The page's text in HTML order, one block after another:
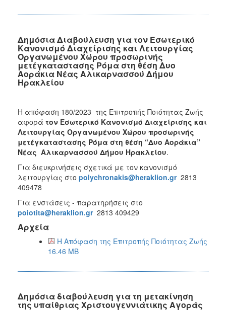
Δημόσια Διαβούλευση για τον Εσωτερικό
Κανονισμό Διαχείρισης και Λειτουργίας
Οργανωμένου Χώρου προσωρινής
μετέγκαταστασης Ρόμα στη θέση Δυο
Αοράκια Νέας Αλικαρνασσού Δήμου
Ηρακλείου
Η απόφαση 180/2023 της Επιτροπής Ποιότητας Ζωής
αφορά τον Εσωτερικό Κανονισμό Διαχείρισης και
Λειτουργίας Οργανωμένου Χώρου προσωρινής
μετέγκαταστασης Ρόμα στη θέση “Δυο Αοράκια”
Νέας Αλικαρνασσού Δήμου Ηρακλείου.
Για διευκρινήσεις σχετικά με τον κανονισμό
λειτουργίας στο polychronakis@heraklion.gr2813
409478
Για ενστάσεις - παρατηρήσεις στο
poiotita@heraklion.gr2813 409429
Αρχεία
Η Απόφαση της Επιτροπής Ποιότητας Ζωής
16.46 MB
Δημόσια διαβούλευση για τη μετακίνηση
της υπαίθριας Χριστουγεννιάτικης Αγοράς